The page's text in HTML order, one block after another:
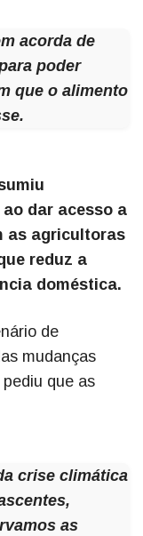
acorda de
poder
que o alimento
dar acesso a
as agricultoras
reduz a
doméstica.
de
mudanças
que as
crise climática
as